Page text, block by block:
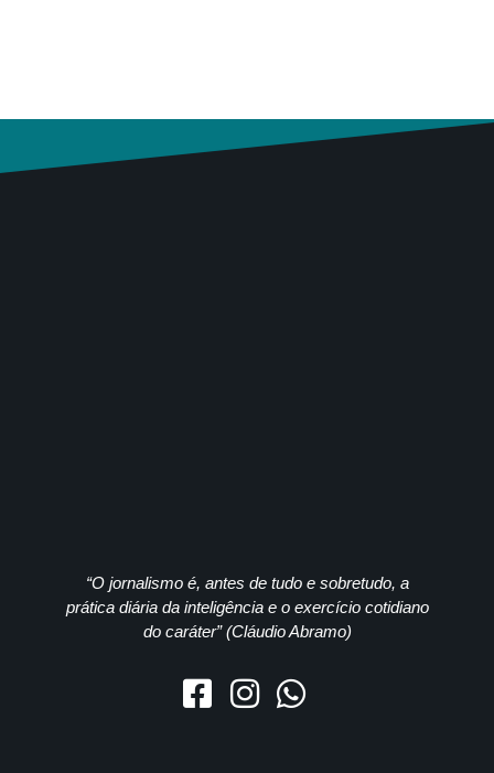
“O jornalismo é, antes de tudo e sobretudo, a
prática diária da inteligência e o exercício cotidiano
do caráter” (Cláudio Abramo)